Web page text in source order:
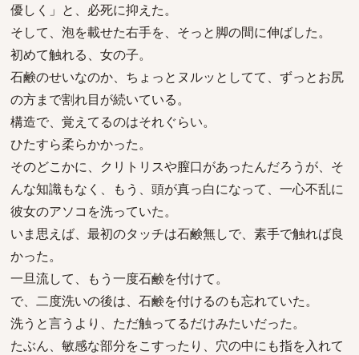
優しく」と、必死に抑えた。
そして、泡を載せた右手を、そっと脚の間に伸ばした。
初めて触れる、女の子。
石鹸のせいなのか、ちょっとヌルッとしてて、ずっとお尻
の方まで割れ目が続いている。
構造で、覚えてるのはそれぐらい。
ひたすら柔らかかった。
そのどこかに、クリトリスや膣口があったんだろうが、そ
んな知識もなく、もう、頭が真っ白になって、一心不乱に
彼女のアソコを洗っていた。
いま思えば、最初のタッチは石鹸無しで、素手で触れば良
かった。
一旦流して、もう一度石鹸を付けて。
で、二度洗いの後は、石鹸を付けるのも忘れていた。
洗うと言うより、ただ触ってるだけみたいだった。
たぶん、敏感な部分をこすったり、穴の中にも指を入れて